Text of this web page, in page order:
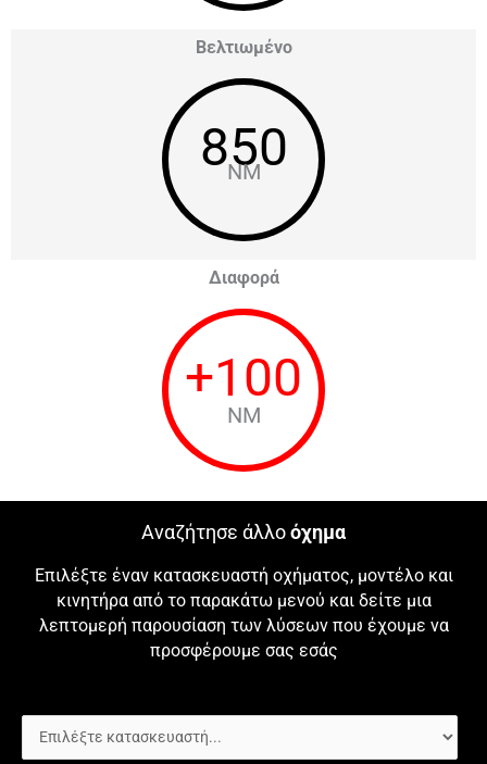
Βελτιωμένο
850
NM
Διαφορά
+100
NM
Αναζήτησε άλλοόχημα
Επιλέξτε έναν κατασκευαστή οχήματος, μοντέλο και
κινητήρα από το παρακάτω μενού και δείτε μια
λεπτομερή παρουσίαση των λύσεων που έχουμε να
προσφέρουμε σας εσάς